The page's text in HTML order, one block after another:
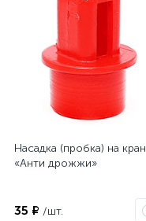
Насадка (пробка) на кран
«Анти дрожжи»
35 ₽ /шт.